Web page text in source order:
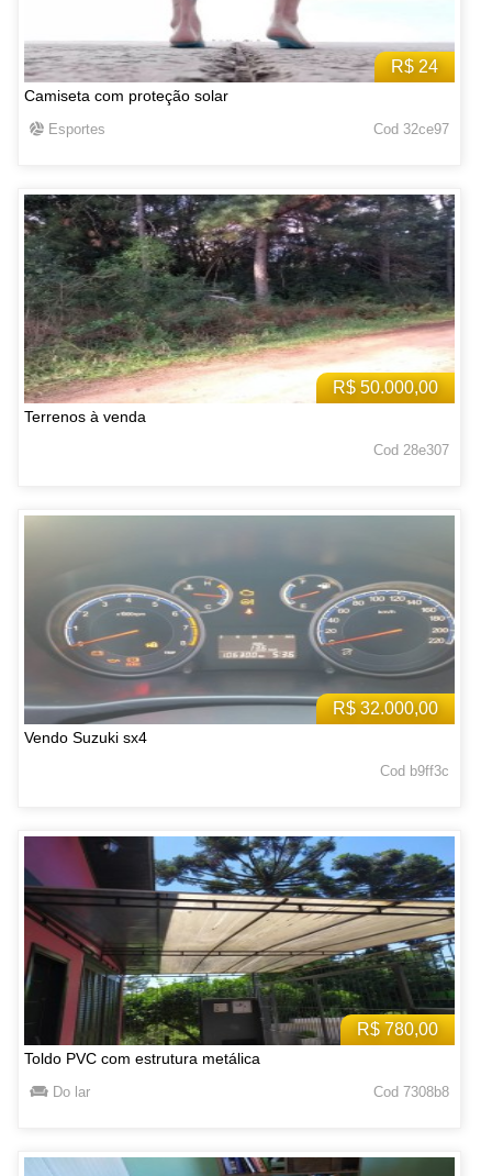
R$ 24
Camiseta com proteção solar
Esportes Cod 32ce97
R$ 50.000,00
Terrenos à venda
Cod 28e307
R$ 32.000,00
Vendo Suzuki sx4
Cod b9ff3c
R$ 780,00
Toldo PVC com estrutura metálica
Do lar Cod 7308b8